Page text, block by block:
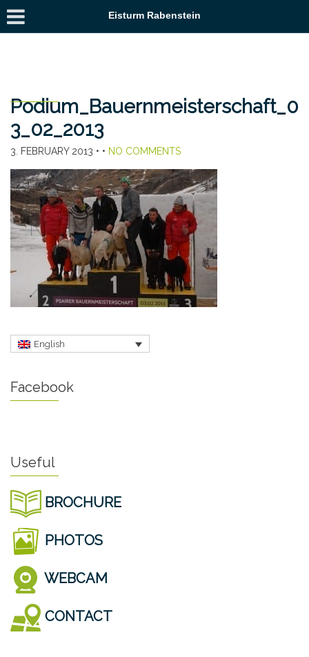
Eisturm Rabenstein
Podium_Bauernmeisterschaft_0
3_02_2013
3. FEBRUARY 2013 • • NO COMMENTS
English
Facebook
Useful
BROCHURE
PHOTOS
WEBCAM
CONTACT